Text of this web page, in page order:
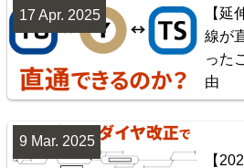
神奈川臨海鉄道配線
楽天市場 書泉 BOOTH
【延
線が
った
由
17 Apr. 2025
【
9 Mar. 2025